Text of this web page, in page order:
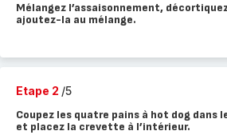
Mélangez l’assaisonnement,
ajoutez-la au mélange.
Etape 2 /5
Coupez les quatre pains à hot dog dans
et placez la crevette à l’intérieur.